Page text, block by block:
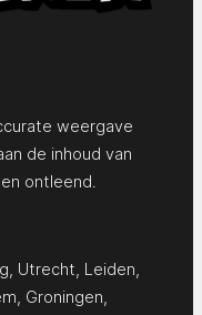
weergave
de inhoud van
ontleend.
Utrecht Leiden
Groningen